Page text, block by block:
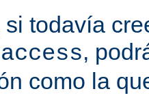
todavía
,
como la